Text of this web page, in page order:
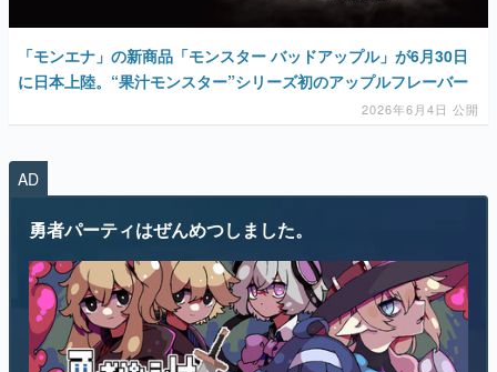
カテゴリ
特集記事
マンガ
女性向け
アプリレビュー
その他
電ファミニコゲーマーとは？
運営：株式会社マレ
2026年6月4日 公開
AD